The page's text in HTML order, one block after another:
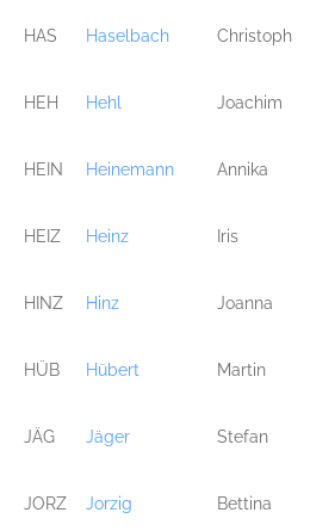
HAS Haselbach Christoph
HEH Hehl Joachim
HEIN Heinemann Annika
HEIZ Heinz Iris
HINZ Hinz Joanna
HÜB Hübert Martin
JÄG Jäger Stefan
JORZ Jorzig Bettina